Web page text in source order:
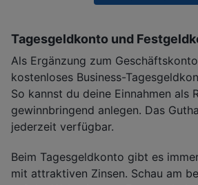
Tagesgeldkonto und
Als Ergänzung zum
kostenloses Business-
So kannst du deine Einnahmen als
gewinnbringend anlegen. Das
jederzeit verfügbar.
Beim Tagesgeldkonto gibt es
mit attraktiven Zinsen. Schau am